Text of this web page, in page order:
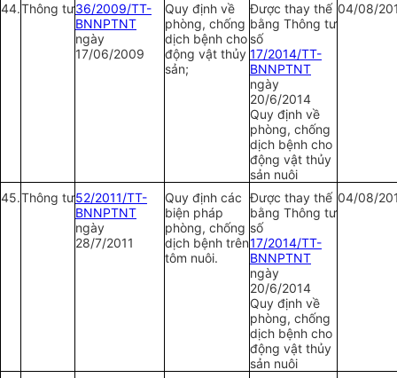
44.Thông tư36/2009/TT-
BNNPTNT
ngày
17/06/2009
Quy định về
phòng, chống
dịch bệnh cho
động vật thủy
sản;
Được thay thế
bằng Thông tư
số
17/2014/TT-
BNNPTNT
ngày
20/6/2014
Quy định về
phòng, chống
dịch bệnh cho
động vật thủy
sản nuôi
04/08/
45.Thông tư52/2011/TT-
BNNPTNT
ngày
28/7/2011
Quy định các
biện pháp
phòng, chống
dịch bệnh trên
tôm nuôi.
Được thay thế
bằng Thông tư
số
17/2014/TT-
BNNPTNT
ngày
20/6/2014
Quy định về
phòng, chống
dịch bệnh cho
động vật thủy
sản nuôi
04/08/